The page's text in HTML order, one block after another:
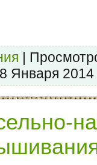
|
Января 2014